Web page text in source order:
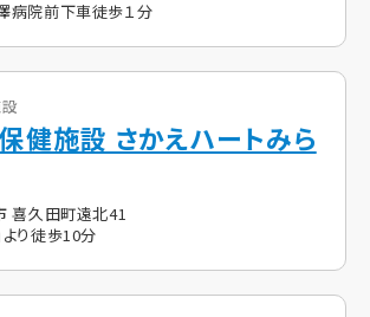
病院前下車徒歩１分
健施設 さかえハートみら
喜久田町遠北41
より徒歩10分